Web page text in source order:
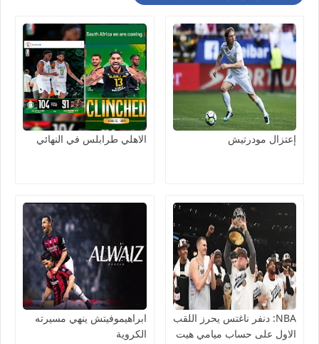
إعتزال مودرتيش الاهلي طرابلس في النهائي
NBA: دنفر ناغتس يحرز اللقب
الاول على حساب ميامي هيت
ابراهيموفيتش ينهي مسيرته
الكروية